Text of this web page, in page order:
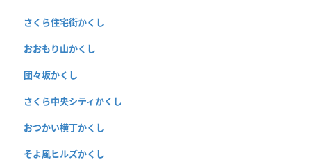
さくら住宅街かくし
おおもり山かくし
団々坂かくし
さくら中央シティかくし
おつかい横丁かくし
そよ風ヒルズかくし